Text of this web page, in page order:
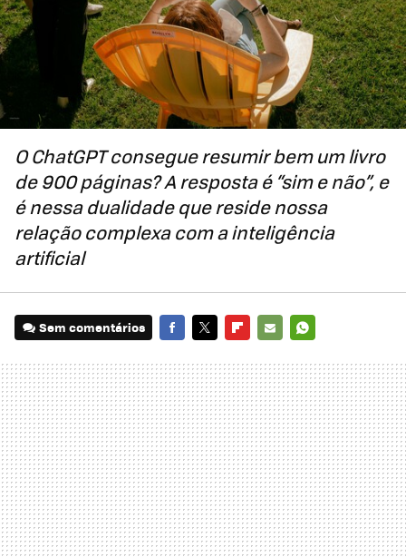
O ChatGPT consegue resumir bem um livro
de 900 páginas? A resposta é “sim e não”, e
é nessa dualidade que reside nossa
relação complexa com a inteligência
artificial
Sem comentários
MAIL